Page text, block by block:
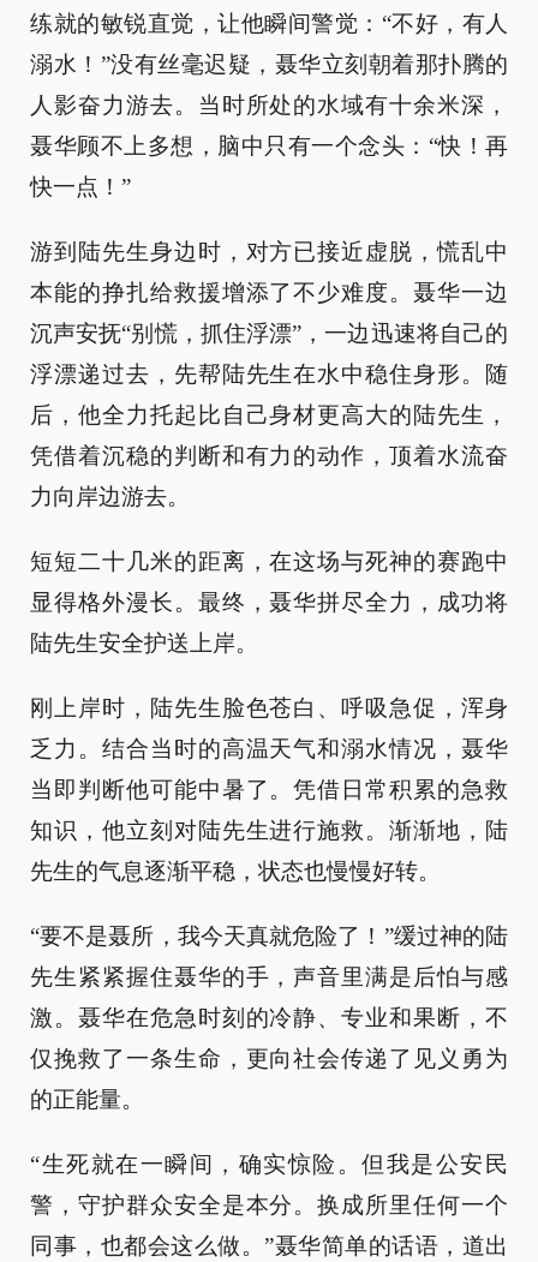
练就的敏锐直觉，让他瞬间警觉：“不好，有人
溺水！”没有丝毫迟疑，聂华立刻朝着那扑腾的
人影奋力游去。当时所处的水域有十余米深，
聂华顾不上多想，脑中只有一个念头：“快！再
快一点！”
游到陆先生身边时，对方已接近虚脱，慌乱中
本能的挣扎给救援增添了不少难度。聂华一边
沉声安抚“别慌，抓住浮漂”，一边迅速将自己的
浮漂递过去，先帮陆先生在水中稳住身形。随
后，他全力托起比自己身材更高大的陆先生，
凭借着沉稳的判断和有力的动作，顶着水流奋
力向岸边游去。
短短二十几米的距离，在这场与死神的赛跑中
显得格外漫长。最终，聂华拼尽全力，成功将
陆先生安全护送上岸。
刚上岸时，陆先生脸色苍白、呼吸急促，浑身
乏力。结合当时的高温天气和溺水情况，聂华
当即判断他可能中暑了。凭借日常积累的急救
知识，他立刻对陆先生进行施救。渐渐地，陆
先生的气息逐渐平稳，状态也慢慢好转。
“要不是聂所，我今天真就危险了！”缓过神的陆
先生紧紧握住聂华的手，声音里满是后怕与感
激。聂华在危急时刻的冷静、专业和果断，不
仅挽救了一条生命，更向社会传递了见义勇为
的正能量。
“生死就在一瞬间，确实惊险。但我是公安民
警，守护群众安全是本分。换成所里任何一个
同事，也都会这么做。”聂华简单的话语，道出